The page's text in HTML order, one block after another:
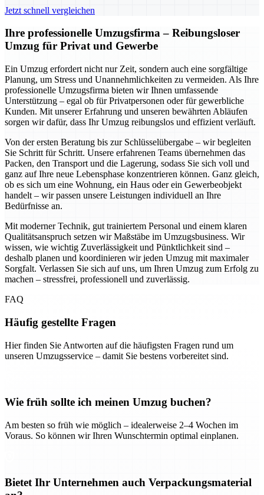
Jetzt schnell vergleichen
Ihre professionelle Umzugsfirma – Reibungsloser
Umzug für Privat und Gewerbe
Ein Umzug erfordert nicht nur Zeit, sondern auch eine sorgfältige
Planung, um Stress und Unannehmlichkeiten zu vermeiden. Als Ihre
professionelle Umzugsfirma bieten wir Ihnen umfassende
Unterstützung – egal ob für Privatpersonen oder für gewerbliche
Kunden. Mit unserer Erfahrung und unseren bewährten Abläufen
sorgen wir dafür, dass Ihr Umzug reibungslos und effizient verläuft.
Von der ersten Beratung bis zur Schlüsselübergabe – wir begleiten
Sie Schritt für Schritt. Unsere erfahrenen Teams übernehmen das
Packen, den Transport und die Lagerung, sodass Sie sich voll und
ganz auf Ihre neue Lebensphase konzentrieren können. Ganz gleich,
ob es sich um eine Wohnung, ein Haus oder ein Gewerbeobjekt
handelt – wir passen unsere Leistungen individuell an Ihre
Bedürfnisse an.
Mit moderner Technik, gut trainiertem Personal und einem klaren
Qualitätsanspruch setzen wir Maßstäbe im Umzugsbusiness. Wir
wissen, wie wichtig Zuverlässigkeit und Pünktlichkeit sind –
deshalb planen und koordinieren wir jeden Umzug mit maximaler
Sorgfalt. Verlassen Sie sich auf uns, um Ihren Umzug zum Erfolg zu
machen – stressfrei, professionell und zuverlässig.
FAQ
Häufig gestellte Fragen
Hier finden Sie Antworten auf die häufigsten Fragen rund um
unseren Umzugsservice – damit Sie bestens vorbereitet sind.
Wie früh sollte ich meinen Umzug buchen?
Am besten so früh wie möglich – idealerweise 2–4 Wochen im
Voraus. So können wir Ihren Wunschtermin optimal einplanen.
Bietet Ihr Unternehmen auch Verpackungsmaterial